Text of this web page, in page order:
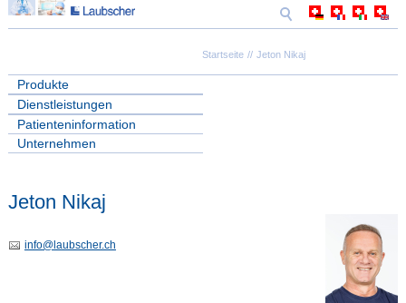
Startseite Jeton Nikaj
Produkte
Dienstleistungen
Patienteninformation
Unternehmen
Jeton Nikaj
info@laubscher.ch